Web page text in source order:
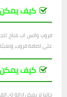
كيف يمكن
قروب واتس اب متاح
على اضافة قروب،
كيف يمكن
حاليا لا يمكن ازالة اي